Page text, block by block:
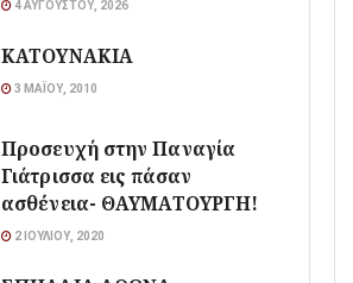
4 ΑΥΓΟΎΣΤΟΥ, 2026
ΚΑΤΟΥΝΑΚΙΑ
3 ΜΑΪ́ΟΥ, 2010
Προσευχή στην Παναγία
Γιάτρισσα εις πάσαν
ασθένεια- ΘΑΥΜΑΤΟΥΡΓΗ!
2 ΙΟΥΛΊΟΥ, 2020